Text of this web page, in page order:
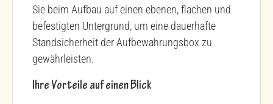
Sie beim Aufbau auf einen ebenen, flachen und
befestigten Untergrund, um eine dauerhafte
Standsicherheit der Aufbewahrungsbox zu
gewährleisten.
Ihre Vorteile auf einen Blick